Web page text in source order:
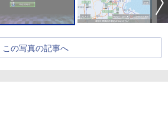
この写真の記事へ